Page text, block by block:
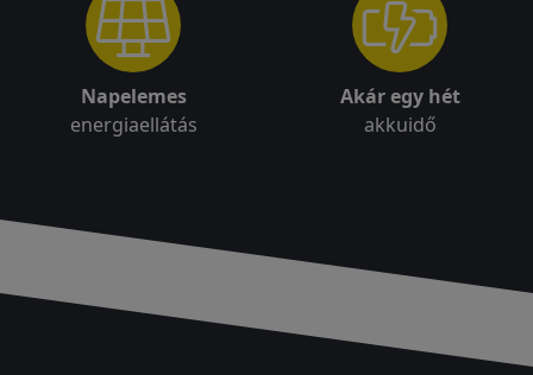
Napelemes
energiaellátás
Akár egy hét
akkuidő